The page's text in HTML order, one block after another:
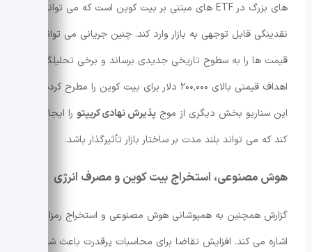
های بزرگ در ETF های مبتنی بر بیت کوین است که می تواند
نقدینگی قابل توجهی به بازار وارد کند. چنین جریانی می تواند
قیمت ها را به سطوح تاریخی جدیدی برساند و برخی تحلیلگران
اهداف قیمتی بالای ۲۰۰٬۰۰۰ دلار برای بیت کوین را مطرح کرده اند.
این سناریو بخش دیگری از موج پذیرش نهادی کریپتو را ایجاد می
کند که می تواند بلند مدت بر ساختار بازار تأثیرگذار باشد.
هوش مصنوعی، استخراج بیت کوین و مصرف انرژی
گزارش همچنین به همپوشانی هوش مصنوعی و استخراج رمزارزها
اشاره می کند. افزایش تقاضا برای محاسبات پرقدرت باعث شده